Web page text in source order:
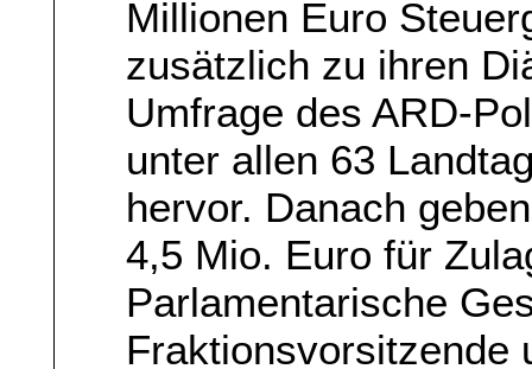
Millionen Euro
zusätzlich zu ihren
Umfrage des ARD-
unter allen 63
hervor. Danach
4,5 Mio. Euro für
Parlamentarische
Fraktionsvorsitzende